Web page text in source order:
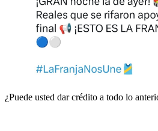
¿Puede usted dar crédito a todo lo